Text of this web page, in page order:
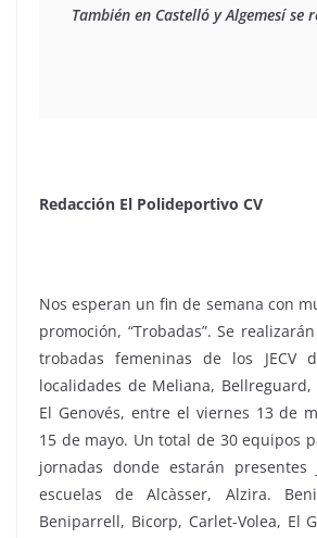
También en Castelló y Algemesí
Redacción El Polideportivo CV
Nos esperan un fin de semana con
promoción, “Trobadas”. Se
trobadas femeninas de los JECV
localidades de Meliana, Bellreguard,
El Genovés, entre el viernes 13 de
15 de mayo. Un total de 30 equipos
jornadas donde estarán presentes
escuelas de Alcàsser, Alzira.
Beniparrell, Bicorp, Carlet-Volea, El